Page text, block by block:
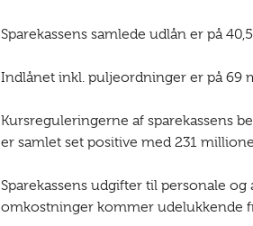
Sparekassens samlede udlån er på
Indlånet inkl. puljeordninger er på 69
Kursreguleringerne af sparekassens
er samlet set positive med 231
Sparekassens udgifter til personale
omkostninger kommer udelukkende